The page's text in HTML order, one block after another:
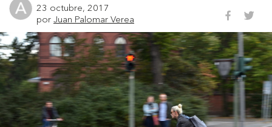
23 octubre, 2017
por Juan Palomar Verea